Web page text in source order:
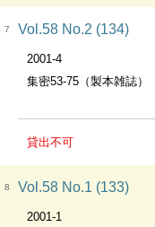
7 Vol.58 No.2 (134)
2001-4
集密53-75（製本雑誌）
貸出不可
8 Vol.58 No.1 (133)
2001-1